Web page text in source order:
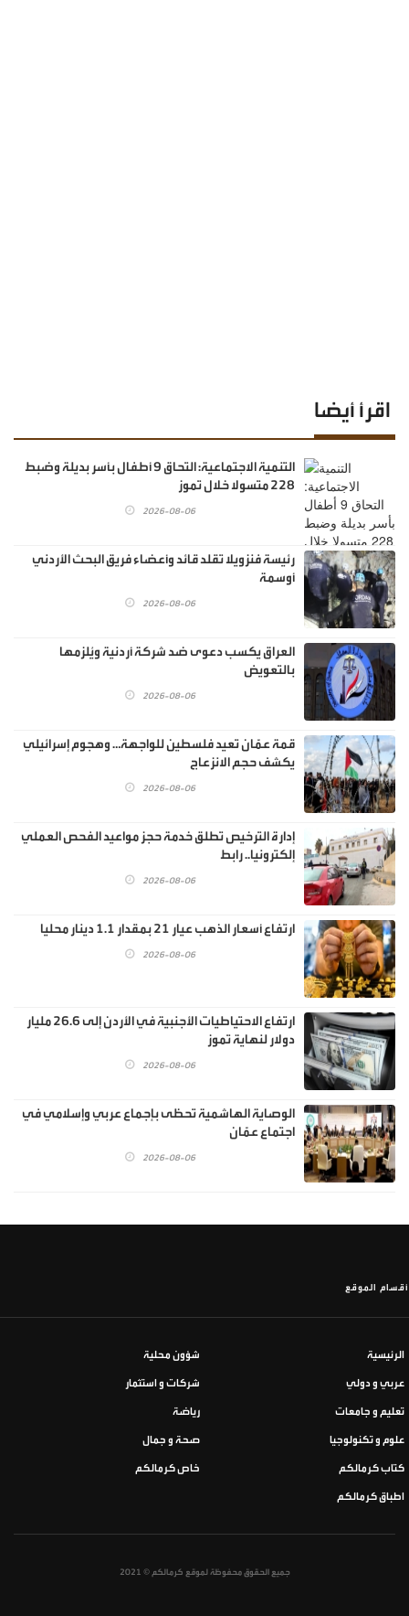
اقرأ أيضا
‏التنمية الاجتماعية: التحاق 9 أطفال بأسر بديلة وضبط
228 متسولا خلال تموز
2026-08-06
رئيسة فنزويلا تقلد قائد وأعضاء فريق البحث الأردني
أوسمة
2026-08-06
العراق يكسب دعوى ضد شركة أردنية ويُلزمها
بالتعويض
2026-08-06
قمة عمّان تعيد فلسطين للواجهة… وهجوم إسرائيلي
يكشف حجم الانزعاج
2026-08-06
إدارة الترخيص تطلق خدمة حجز مواعيد الفحص العملي
إلكترونيا.. رابط
2026-08-06
ارتفاع أسعار الذهب عيار 21 بمقدار 1.1 دينار محليا
2026-08-06
ارتفاع الاحتياطيات الأجنبية في الأردن إلى 26.6 مليار
دولار لنهاية تموز
2026-08-06
الوصاية الهاشمية تحظى بإجماع عربي وإسلامي في
اجتماع عمّان
2026-08-06
أقسام الموقع
الرئيسية شؤون محلية
عربي و دولي شركات و استثمار
تعليم و جامعات رياضة
علوم و تكنولوجيا صحة و جمال
كتاب كرمالكم خاص كرمالكم
اطباق كرمالكم
جميع الحقوق محفوظة لموقع كرمالكم © 2021